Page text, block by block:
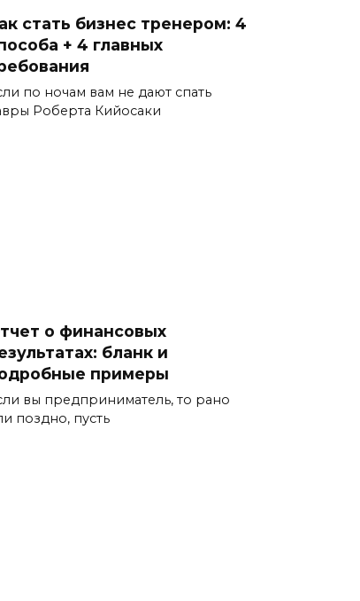
стать бизнес тренером: 4
+ 4 главных
по ночам вам не дают спать
Роберта Кийосаки
о финансовых
бланк и
примеры
вы предприниматель, то рано
поздно, пусть